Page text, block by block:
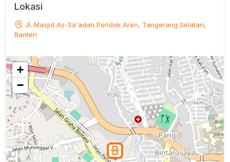
Lokasi
Jl. Masjid As-Sa'adah Pondok Aren, Tangerang Selatan,
Banten
+
−